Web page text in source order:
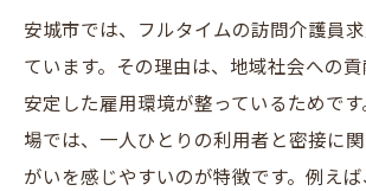
安城市では、フルタイムの訪問介護員
ています。その理由は、地域社会への貢
安定した雇用環境が整っているためで
場では、一人ひとりの利用者と密接に
がいを感じやすいのが特徴です。例え